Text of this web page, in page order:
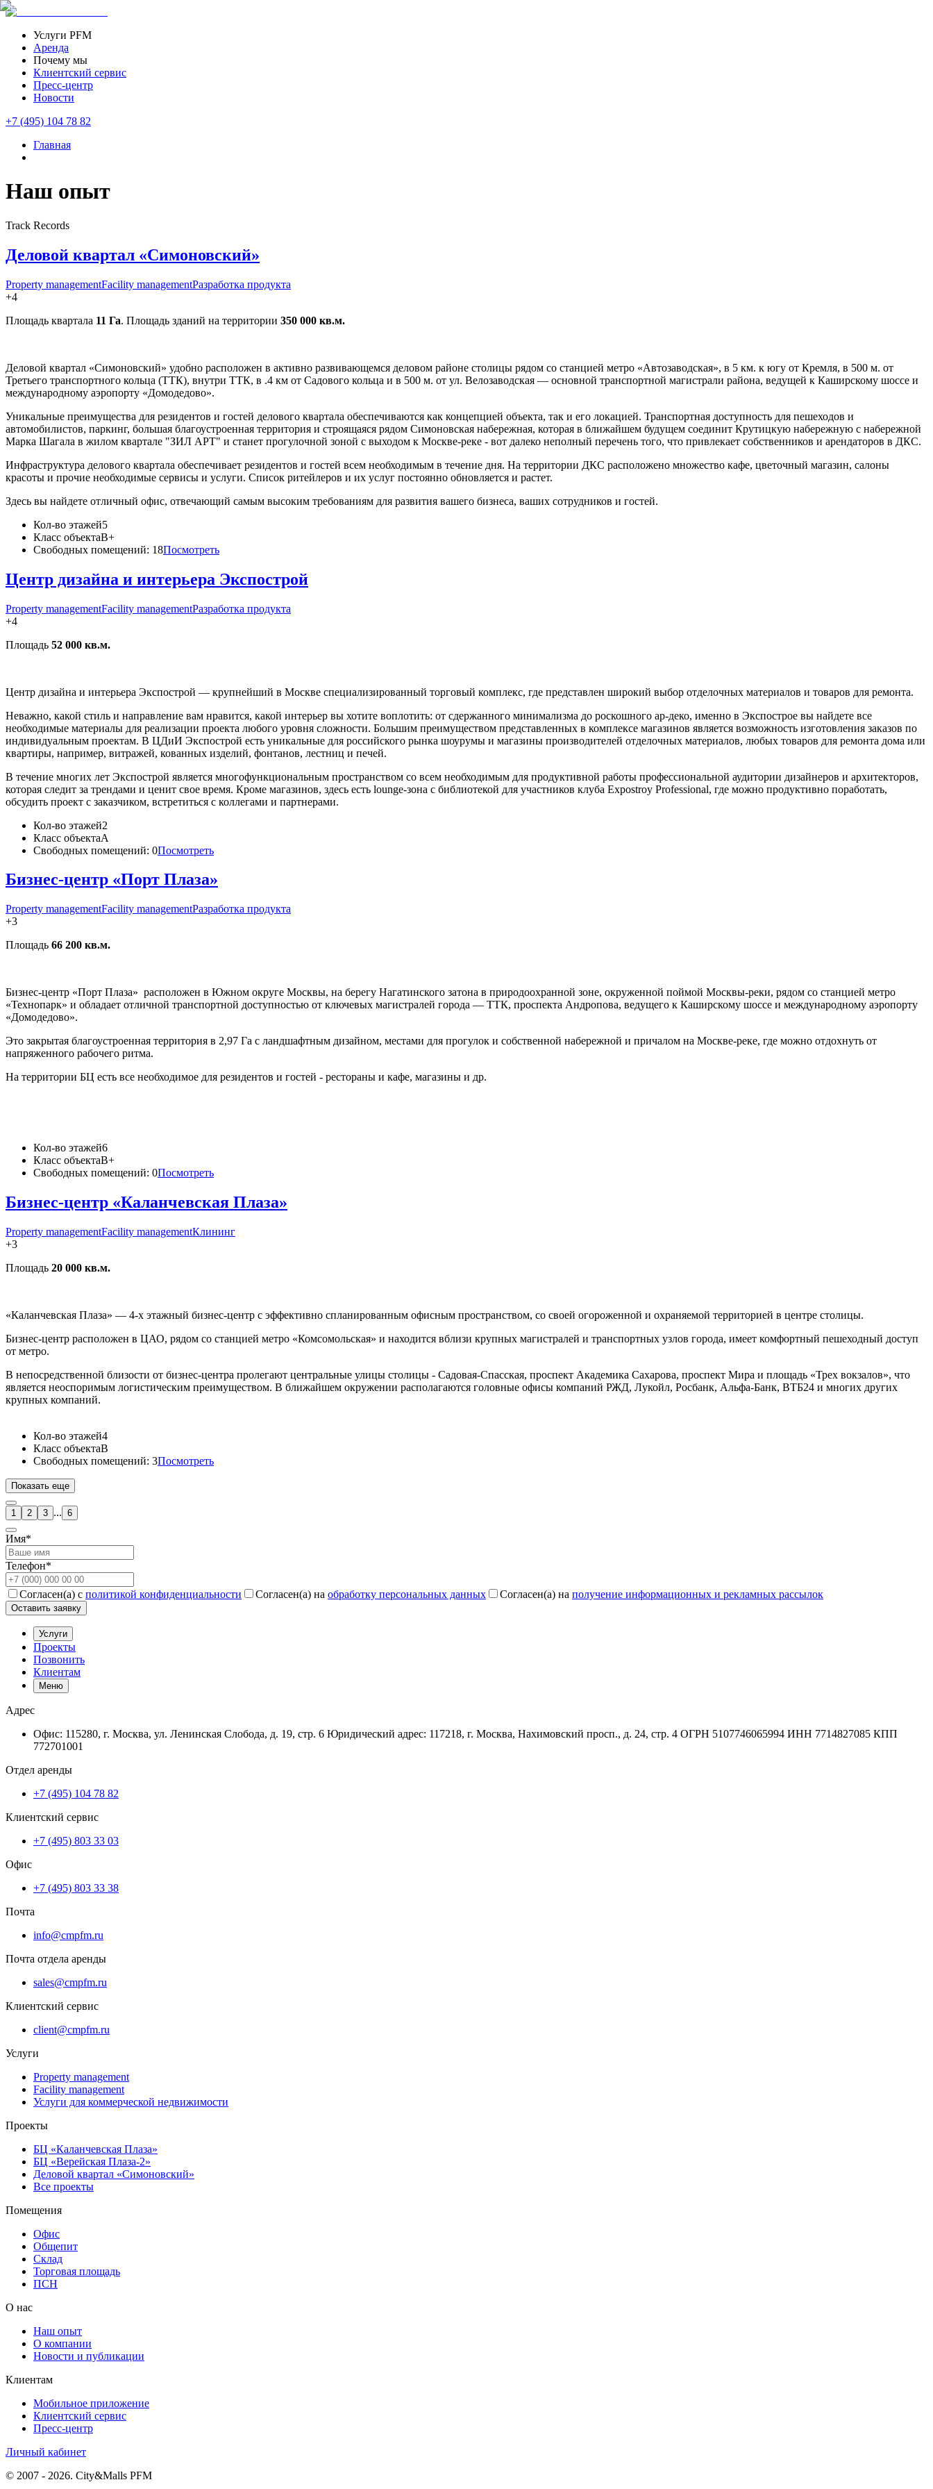
Услуги PFM
Аренда
Почему мы
Клиентский сервис
Пресс-центр
Новости
+7 (495) 104 78 82
Главная
Наш опыт
Track Records
Деловой квартал «Симоновский»
Property managementFacility managementРазработка продукта
+4
Площадь квартала 11 Га. Площадь зданий на территории 350 000 кв.м.
Деловой квартал «Симоновский» удобно расположен в активно развивающемся деловом районе столицы рядом со станцией метро «Автозаводская», в 5 км. к югу от Кремля, в 500 м. от
Третьего транспортного кольца (ТТК), внутри ТТК, в .4 км от Садового кольца и в 500 м. от ул. Велозаводская — основной транспортной магистрали района, ведущей к Каширскому шоссе и
международному аэропорту «Домодедово».
Уникальные преимущества для резидентов и гостей делового квартала обеспечиваются как концепцией объекта, так и его локацией. Транспортная доступность для пешеходов и
автомобилистов, паркинг, большая благоустроенная территория и строящаяся рядом Симоновская набережная, которая в ближайшем будущем соединит Крутицкую набережную с набережной
Марка Шагала в жилом квартале "ЗИЛ АРТ" и станет прогулочной зоной с выходом к Москве-реке - вот далеко неполный перечень того, что привлекает собственников и арендаторов в ДКС.
Инфраструктура делового квартала обеспечивает резидентов и гостей всем необходимым в течение дня. На территории ДКС расположено множество кафе, цветочный магазин, салоны
красоты и прочие необходимые сервисы и услуги. Список ритейлеров и их услуг постоянно обновляется и растет.
Здесь вы найдете отличный офис, отвечающий самым высоким требованиям для развития вашего бизнеса, ваших сотрудников и гостей.
Кол-во этажей5
Класс объектаB+
Свободных помещений: 18Посмотреть
Центр дизайна и интерьера Экспострой
Property managementFacility managementРазработка продукта
+4
Площадь 52 000 кв.м.
Центр дизайна и интерьера Экспострой — крупнейший в Москве специализированный торговый комплекс, где представлен широкий выбор отделочных материалов и товаров для ремонта.
Неважно, какой стиль и направление вам нравится, какой интерьер вы хотите воплотить: от сдержанного минимализма до роскошного ар-деко, именно в Экспострое вы найдете все
необходимые материалы для реализации проекта любого уровня сложности. Большим преимуществом представленных в комплексе магазинов является возможность изготовления заказов по
индивидуальным проектам. В ЦДиИ Экспострой есть уникальные для российского рынка шоурумы и магазины производителей отделочных материалов, любых товаров для ремонта дома или
квартиры, например, витражей, кованных изделий, фонтанов, лестниц и печей.
В течение многих лет Экспострой является многофункциональным пространством со всем необходимым для продуктивной работы профессиональной аудитории дизайнеров и архитекторов,
которая следит за трендами и ценит свое время. Кроме магазинов, здесь есть lounge-зона с библиотекой для участников клуба Expostroy Professional, где можно продуктивно поработать,
обсудить проект с заказчиком, встретиться с коллегами и партнерами.
Кол-во этажей2
Класс объектаА
Свободных помещений: 0Посмотреть
Бизнес-центр «Порт Плаза»
Property managementFacility managementРазработка продукта
+3
Площадь 66 200 кв.м.
Бизнес-центр «Порт Плаза» расположен в Южном округе Москвы, на берегу Нагатинского затона в природоохранной зоне, окруженной поймой Москвы-реки, рядом со станцией метро
«Технопарк» и обладает отличной транспортной доступностью от ключевых магистралей города — ТТК, проспекта Андропова, ведущего к Каширскому шоссе и международному аэропорту
«Домодедово».
Это закрытая благоустроенная территория в 2,97 Га с ландшафтным дизайном, местами для прогулок и собственной набережной и причалом на Москве-реке, где можно отдохнуть от
напряженного рабочего ритма.
На территории БЦ есть все необходимое для резидентов и гостей - рестораны и кафе, магазины и др.
Кол-во этажей6
Класс объектаB+
Свободных помещений: 0Посмотреть
Бизнес-центр «Каланчевская Плаза»
Property managementFacility managementКлининг
+3
Площадь 20 000 кв.м.
«Каланчевская Плаза» — 4-х этажный бизнес-центр с эффективно спланированным офисным пространством, со своей огороженной и охраняемой территорией в центре столицы.
Бизнес-центр расположен в ЦАО, рядом со станцией метро «Комсомольская» и находится вблизи крупных магистралей и транспортных узлов города, имеет комфортный пешеходный доступ
от метро.
В непосредственной близости от бизнес-центра пролегают центральные улицы столицы - Садовая-Спасская, проспект Академика Сахарова, проспект Мира и площадь «Трех вокзалов», что
является неоспоримым логистическим преимуществом. В ближайшем окружении располагаются головные офисы компаний РЖД, Лукойл, Росбанк, Альфа-Банк, ВТБ24 и многих других
крупных компаний.
Кол-во этажей4
Класс объектаB
Свободных помещений: 3Посмотреть
Показать еще
1 2 3 ... 6
Имя*
Телефон*
Согласен(а) с политикой конфиденциальности Согласен(а) на обработку персональных данных Согласен(а) на получение информационных и рекламных рассылок
Оставить заявку
Услуги
Проекты
Позвонить
Клиентам
Меню
Адрес
Офис: 115280, г. Москва, ул. Ленинская Слобода, д. 19, стр. 6 Юридический адрес: 117218, г. Москва, Нахимовский просп., д. 24, стр. 4 ОГРН 5107746065994 ИНН 7714827085 КПП
772701001
Отдел аренды
+7 (495) 104 78 82
Клиентский сервис
+7 (495) 803 33 03
Офис
+7 (495) 803 33 38
Почта
info@cmpfm.ru
Почта отдела аренды
sales@cmpfm.ru
Клиентский сервис
client@cmpfm.ru
Услуги
Property management
Facility management
Услуги для коммерческой недвижимости
Проекты
БЦ «Каланчевская Плаза»
БЦ «Верейская Плаза-2»
Деловой квартал «Симоновский»
Все проекты
Помещения
Офис
Общепит
Склад
Торговая площадь
ПСН
О нас
Наш опыт
О компании
Новости и публикации
Клиентам
Мобильное приложение
Клиентский сервис
Пресс-центр
Личный кабинет
© 2007 - 2026. City&Malls PFM